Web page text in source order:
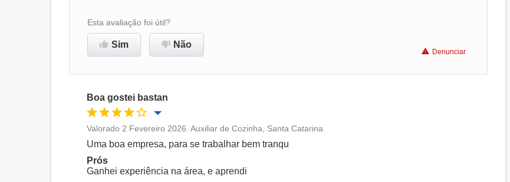
Ambiente de trabalho
Recomenda esta empresa
Esta avaliação foi útil?
Sim Não
Denunciar
Boa gostei bastan
Oportunidade de promoção
Ambiente de trabalho
Conciliação com a vida familiar
Valorado 2 Fevereiro 2026. Auxiliar de Cozinha, Santa Catarina
Uma boa empresa, para se trabalhar bem tranqu
Prós
Ganhei experiência na área, e aprendi